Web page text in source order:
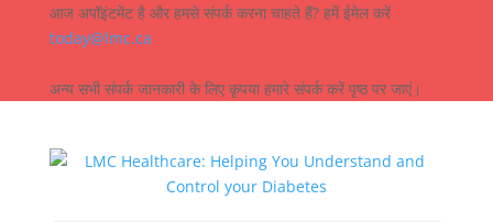
आज अपॉइंटमेंट है और हमसे संपर्क करना चाहते हैं? हमें ईमेल करें
today@lmc.ca
अन्य सभी संपर्क जानकारी के लिए कृपया हमारे संपर्क करें पृष्ठ पर जाएं।